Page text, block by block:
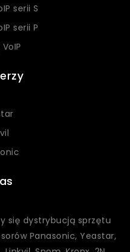
serii S
serii P
się dystrybucją sprzętu
Panasonic, Yeastar,